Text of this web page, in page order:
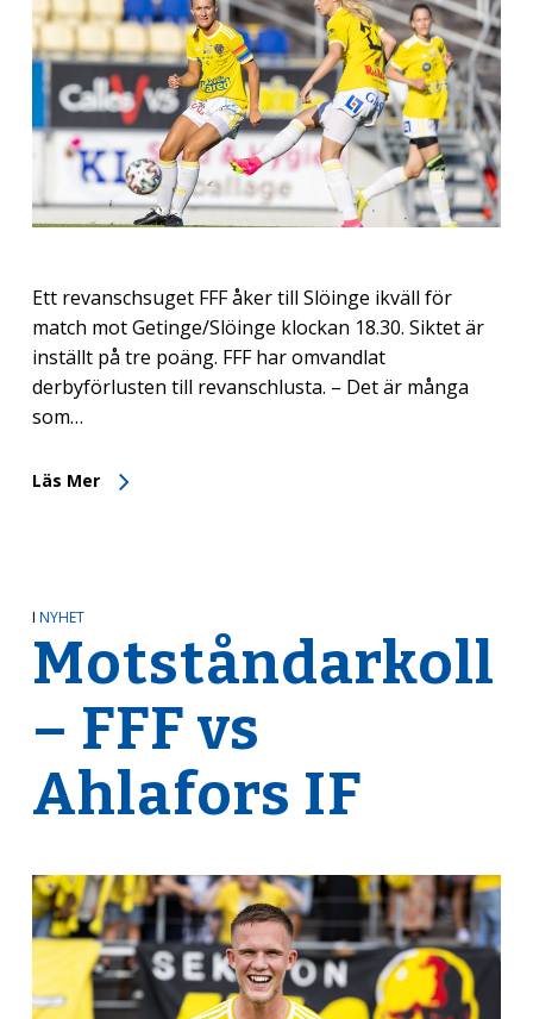
Ett revanschsuget FFF åker till Slöinge ikväll för
match mot Getinge/Slöinge klockan 18.30. Siktet är
inställt på tre poäng. FFF har omvandlat
derbyförlusten till revanschlusta. – Det är många
som…
Läs Mer
I NYHET
Motståndarkoll
– FFF vs
Ahlafors IF